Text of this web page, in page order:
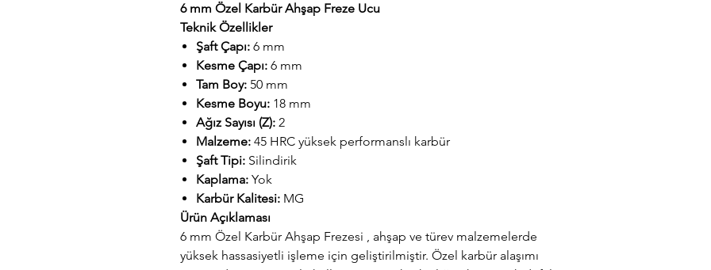
6 mm Özel Karbür Ahşap Freze Ucu
Teknik Özellikler
Şaft Çapı: 6 mm
Kesme Çapı: 6 mm
Tam Boy: 50 mm
Kesme Boyu: 18 mm
Ağız Sayısı (Z): 2
Malzeme: 45 HRC yüksek performanslı karbür
Şaft Tipi: Silindirik
Kaplama: Yok
Karbür Kalitesi: MG
Ürün Açıklaması
6 mm Özel Karbür Ahşap Frezesi , ahşap ve türev malzemelerde
yüksek hassasiyetli işleme için geliştirilmiştir. Özel karbür alaşımı